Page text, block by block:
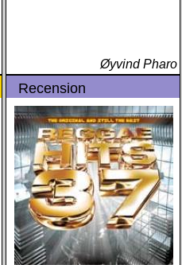
Øyvind Pharo
Recension